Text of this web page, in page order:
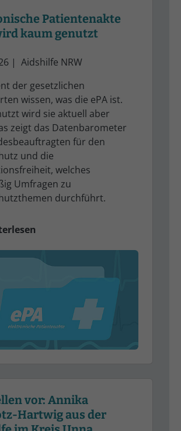
Patientenakte
kaum genutzt
| Aidshilfe NRW
der gesetzlichen
wissen, was die ePA ist.
wird sie aktuell aber
zeigt das Datenbarometer
für den
und die
welches
Umfragen zu
durchführt.
vor: Annika
Hartwig aus der